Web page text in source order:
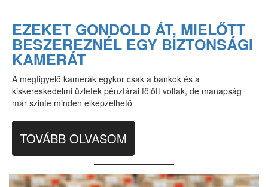
EZEKET GONDOLD ÁT, MIELŐTT
BESZEREZNÉL EGY BIZTONSÁGI
KAMERÁT
A megfigyelő kamerák egykor csak a bankok és a
kiskereskedelmi üzletek pénztárai fölött voltak, de manapság
már szinte minden elképzelhető
TOVÁBB OLVASOM